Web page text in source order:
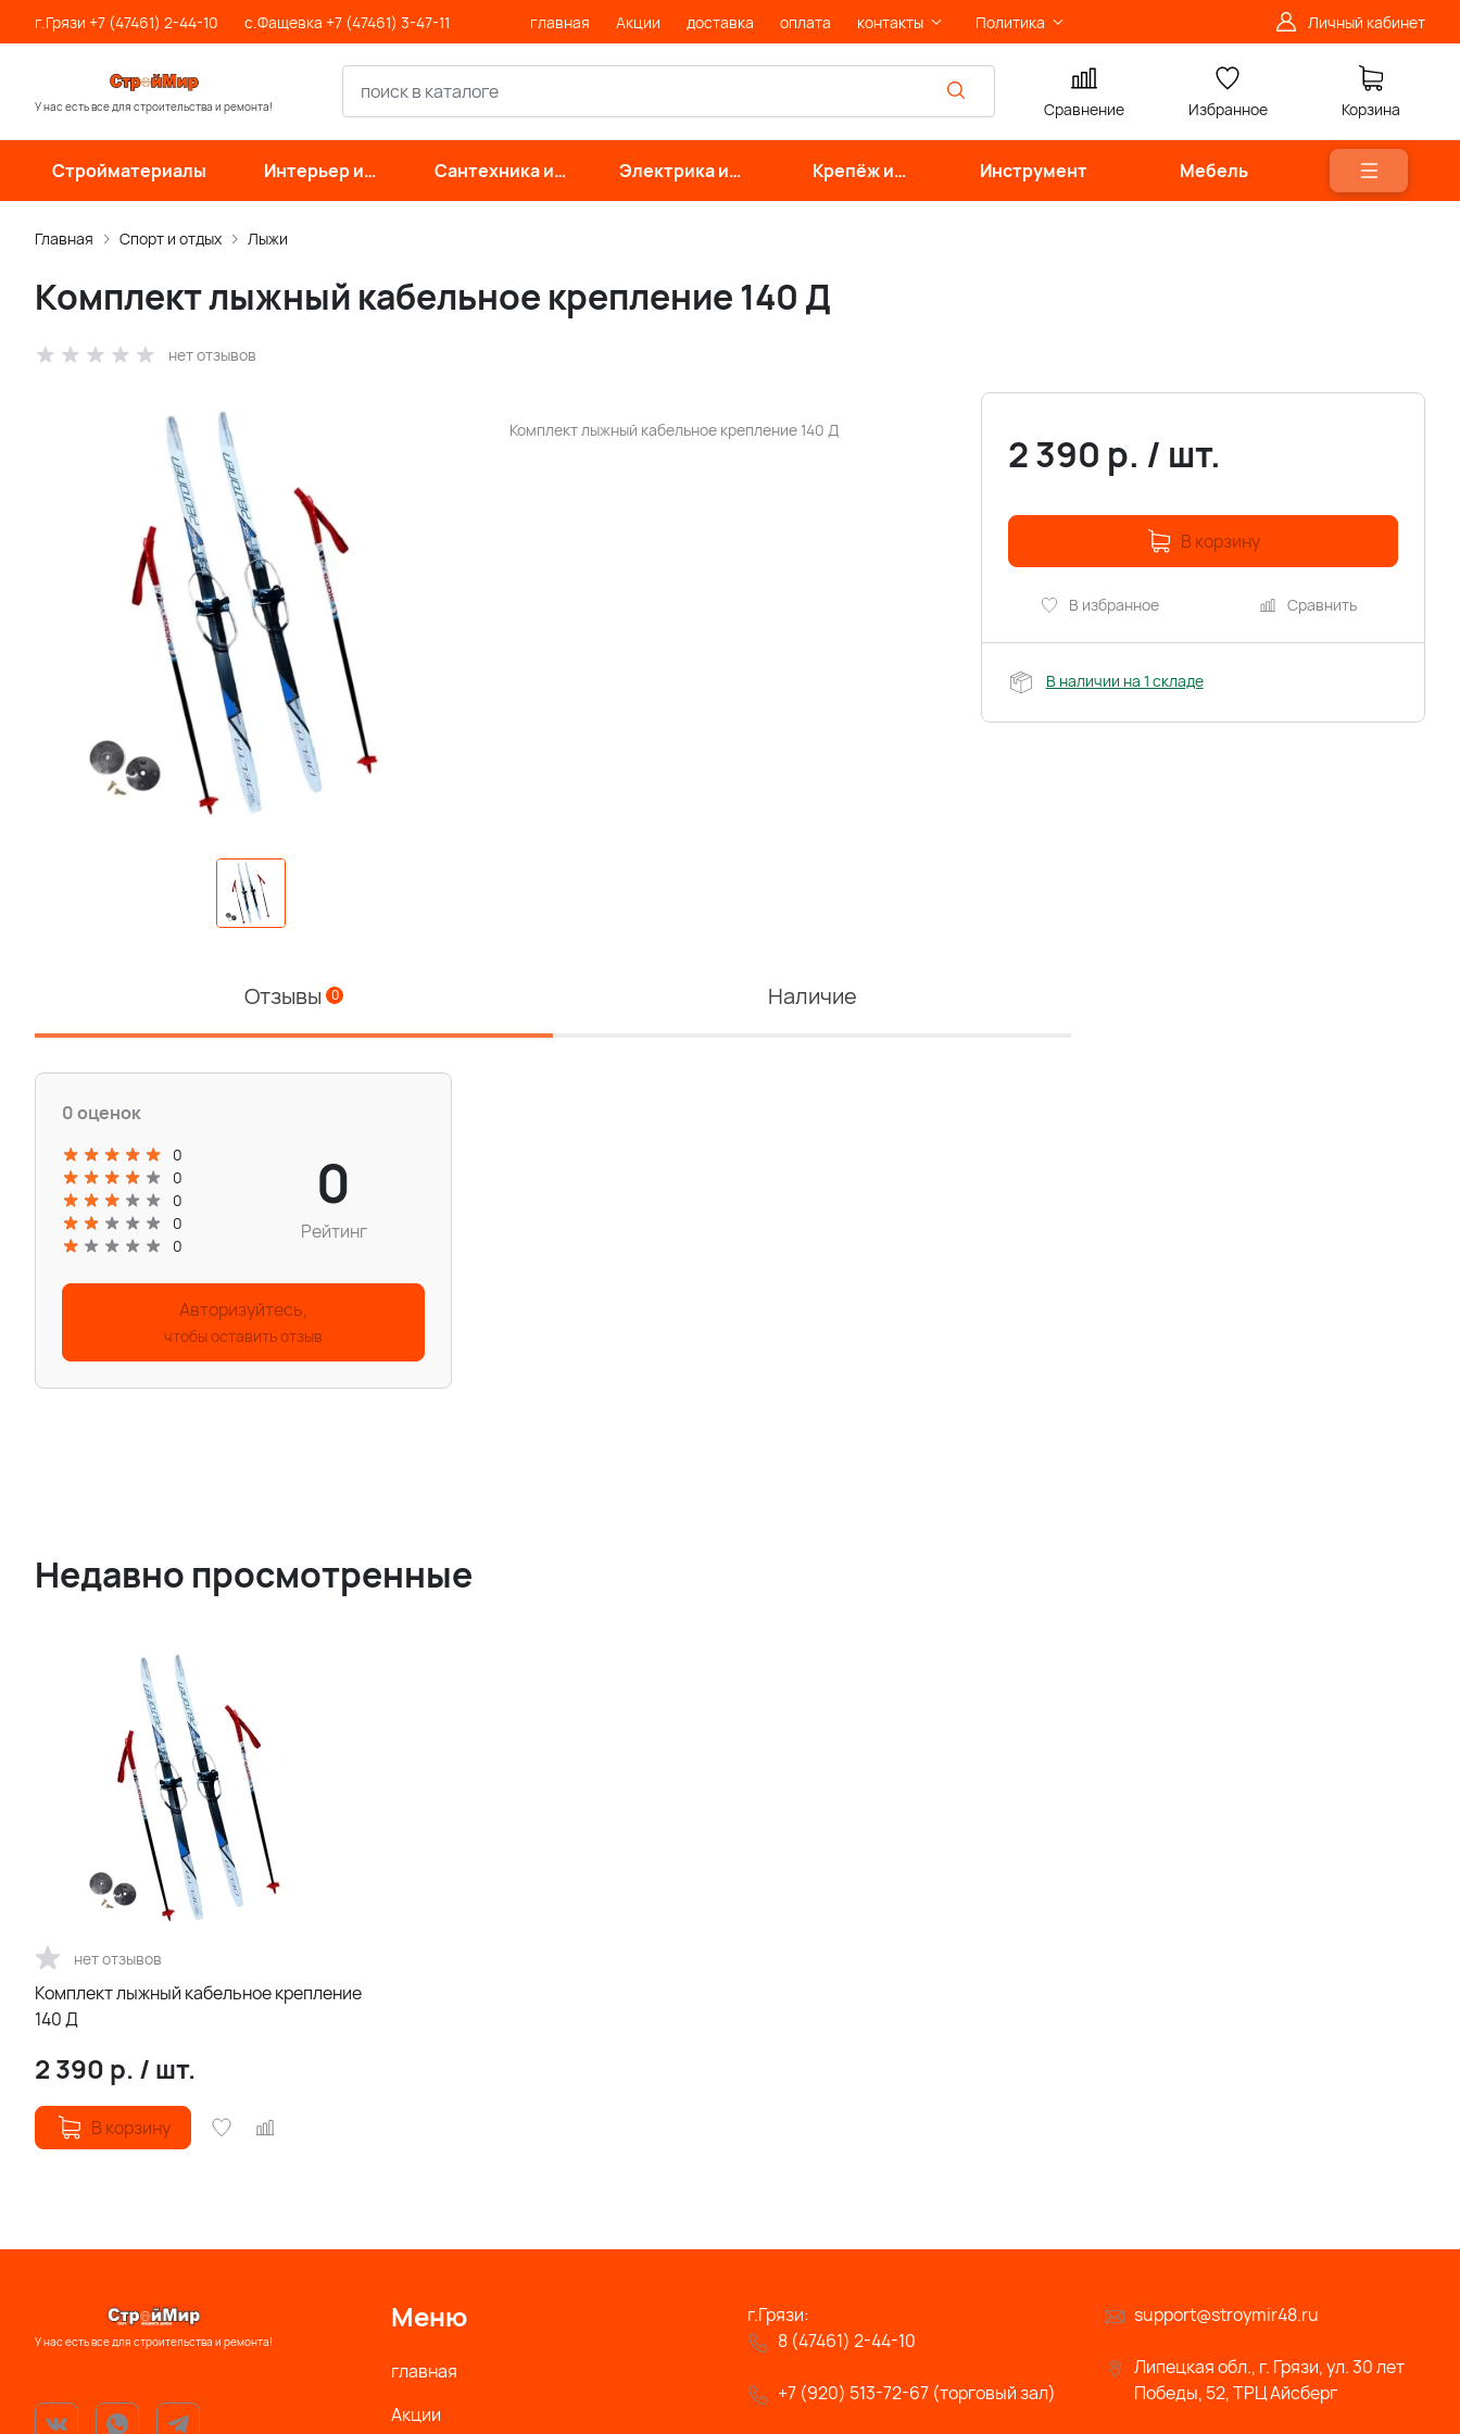
г.Грязи +7 (47461) 2-44-10 с.Фащевка +7 (47461) 3-47-11 главная Акции доставка оплата контакты Политика Личный кабинет
У нас есть все для строительства и ремонта! Сравнение Избранное Корзина
Стройматериалы
Интерьер и
отделка
Сантехника и
инженерные
Электрика и
свет
Крепёж и
фурнитура
Инструмент Мебель
Главная Спорт и отдых Лыжи
Комплект лыжный кабельное крепление 140 Д
нет отзывов
Комплект лыжный кабельное крепление 140 Д
2 390 р. / шт.
В корзину
В избранное Сравнить
В наличии на 1 складе
Отзывы 0 Наличие
0 оценок
0
0
0
0
0
0
Рейтинг
Авторизуйтесь,
чтобы оставить отзыв
Недавно просмотренные
нет отзывов
Комплект лыжный кабельное крепление
140 Д
2 390 р. / шт.
В корзину
У нас есть все для строительства и ремонта!
support@stroymir48.ru
Липецкая обл., г. Грязи, ул. 30 лет
Победы, 52, ТРЦ Айсберг
Меню
главная
Акции
г.Грязи:
8 (47461) 2-44-10
+7 (920) 513-72-67 (торговый зал)